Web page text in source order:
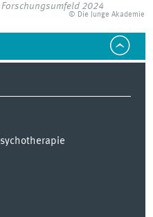
Forschungsumfeld 2024
© Die Junge Akademie